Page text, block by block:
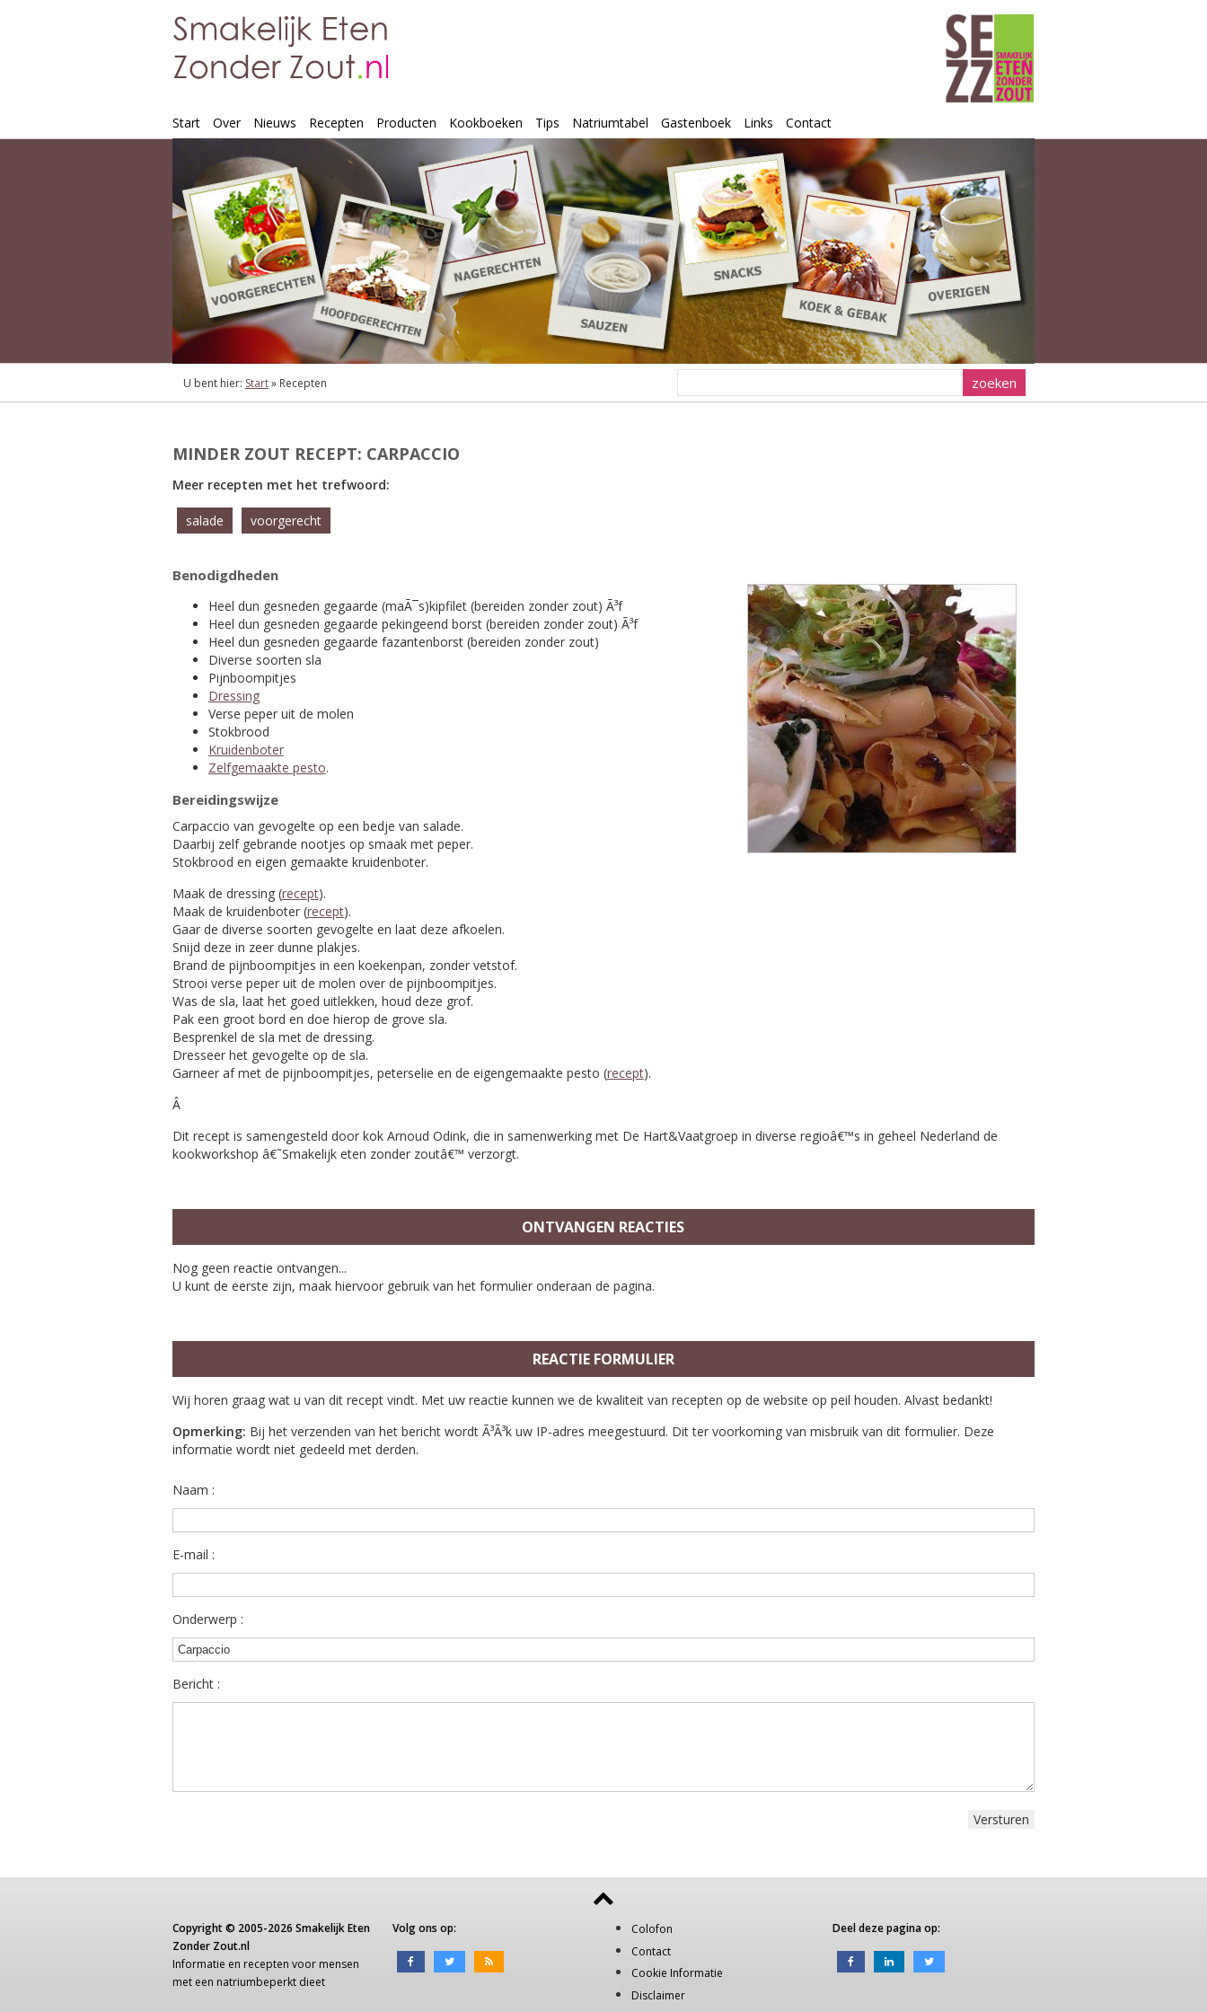
Start Over Nieuws Recepten Producten Kookboeken Tips Natriumtabel Gastenboek Links Contact
U bent hier: Start» Recepten
MINDER ZOUT RECEPT: CARPACCIO
Meer recepten met het trefwoord:
salade voorgerecht
Benodigdheden
Heel dun gesneden gegaarde (maÃ¯s)kipfilet (bereiden zonder zout) Ã³f
Heel dun gesneden gegaarde pekingeend borst (bereiden zonder zout) Ã³f
Heel dun gesneden gegaarde fazantenborst (bereiden zonder zout)
Diverse soorten sla
Pijnboompitjes
Dressing
Verse peper uit de molen
Stokbrood
Kruidenboter
Zelfgemaakte pesto.
Bereidingswijze
Carpaccio van gevogelte op een bedje van salade.
Daarbij zelf gebrande nootjes op smaak met peper.
Stokbrood en eigen gemaakte kruidenboter.
Maak de dressing (recept).
Maak de kruidenboter (recept).
Gaar de diverse soorten gevogelte en laat deze afkoelen.
Snijd deze in zeer dunne plakjes.
Brand de pijnboompitjes in een koekenpan, zonder vetstof.
Strooi verse peper uit de molen over de pijnboompitjes.
Was de sla, laat het goed uitlekken, houd deze grof.
Pak een groot bord en doe hierop de grove sla.
Besprenkel de sla met de dressing.
Dresseer het gevogelte op de sla.
Garneer af met de pijnboompitjes, peterselie en de eigengemaakte pesto (recept).
Â
Dit recept is samengesteld door kok Arnoud Odink, die in samenwerking met De Hart&Vaatgroep in diverse regioâ€™s in geheel Nederland de
kookworkshop â€˜Smakelijk eten zonder zoutâ€™ verzorgt.
ONTVANGEN REACTIES
Nog geen reactie ontvangen...
U kunt de eerste zijn, maak hiervoor gebruik van het formulier onderaan de pagina.
REACTIE FORMULIER
Wij horen graag wat u van dit recept vindt. Met uw reactie kunnen we de kwaliteit van recepten op de website op peil houden. Alvast bedankt!
Opmerking: Bij het verzenden van het bericht wordt Ã³Ã³k uw IP-adres meegestuurd. Dit ter voorkoming van misbruik van dit formulier. Deze
informatie wordt niet gedeeld met derden.
Naam :
E-mail :
Onderwerp :
Bericht :
Copyright © 2005-2026 Smakelijk Eten
Zonder Zout.nl
Informatie en recepten voor mensen
met een natriumbeperkt dieet
Volg ons op:
Colofon
Contact
Cookie Informatie
Disclaimer
Deel deze pagina op: